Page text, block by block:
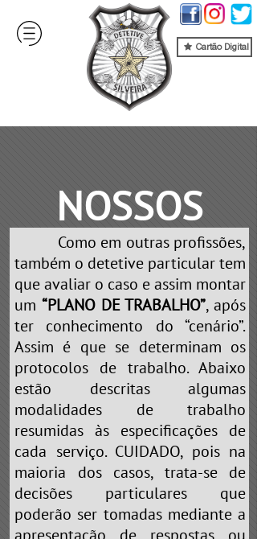
NOSSOS
SERVIÇOS
Como em outras profissões,
também o detetive particular tem
que avaliar o caso e assim montar
um “PLANO DE TRABALHO”, após
ter conhecimento do “cenário”.
Assim é que se determinam os
protocolos de trabalho. Abaixo
estão descritas algumas
modalidades de trabalho
resumidas às especificações de
cada serviço. CUIDADO, pois na
maioria dos casos, trata-se de
decisões particulares que
poderão ser tomadas mediante a
Cartão Digital